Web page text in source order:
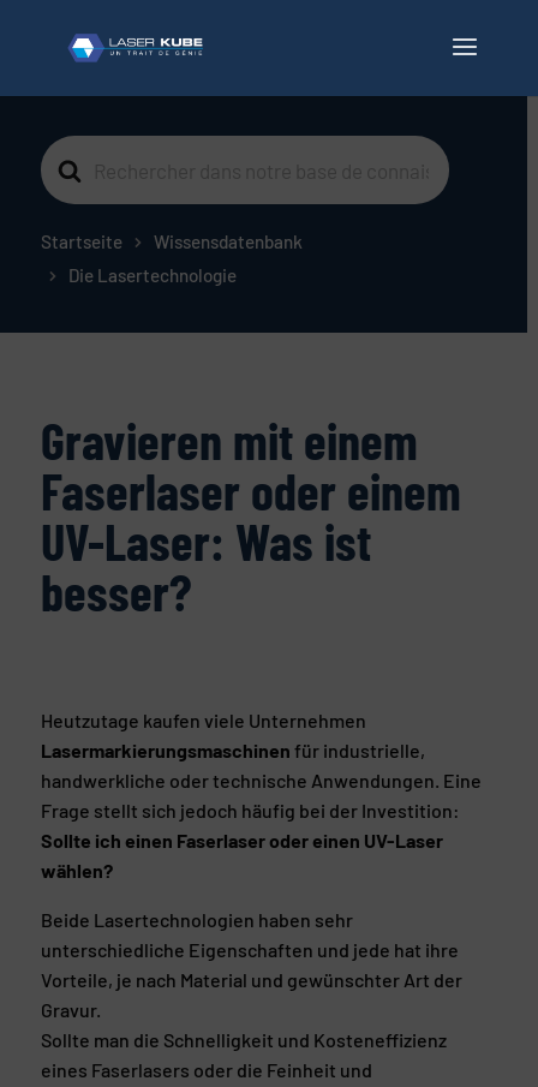
Suche
nach
Startseite
Wissensdatenbank
Die Lasertechnologie
Gravieren mit einem
Faserlaser oder einem
UV-Laser: Was ist
besser?
Heutzutage kaufen viele Unternehmen
Lasermarkierungsmaschinen für industrielle,
handwerkliche oder technische Anwendungen. Eine
Frage stellt sich jedoch häufig bei der Investition:
Sollte ich einen Faserlaser oder einen UV-Laser
wählen?
Beide Lasertechnologien haben sehr
unterschiedliche Eigenschaften und jede hat ihre
Vorteile, je nach Material und gewünschter Art der
Gravur.
Sollte man die Schnelligkeit und Kosteneffizienz
eines Faserlasers oder die Feinheit und